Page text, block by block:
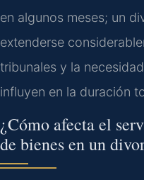
en algunos meses; un
extenderse
tribunales y la
influyen en la duración
¿Cómo afecta el
de bienes en un